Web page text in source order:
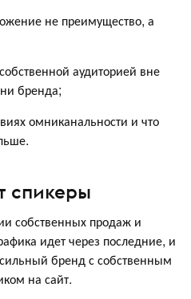
не преимущество, а
аудиторией вне
бренда;
омниканальности и что
спикеры
собственных продаж и
идет через последние, и
сильный бренд с собственным
на сайт.